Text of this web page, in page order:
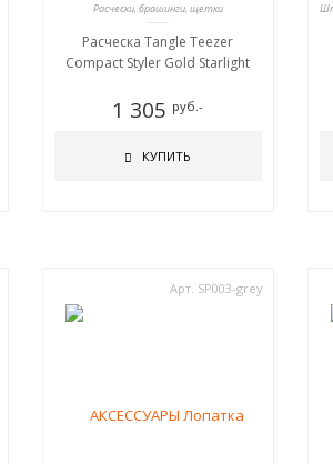
Расчески, брашинги, щетки
Расческа Tangle Teezer
Compact Styler Gold Starlight
1 305 руб.-
КУПИТЬ
Арт. SP003-grey